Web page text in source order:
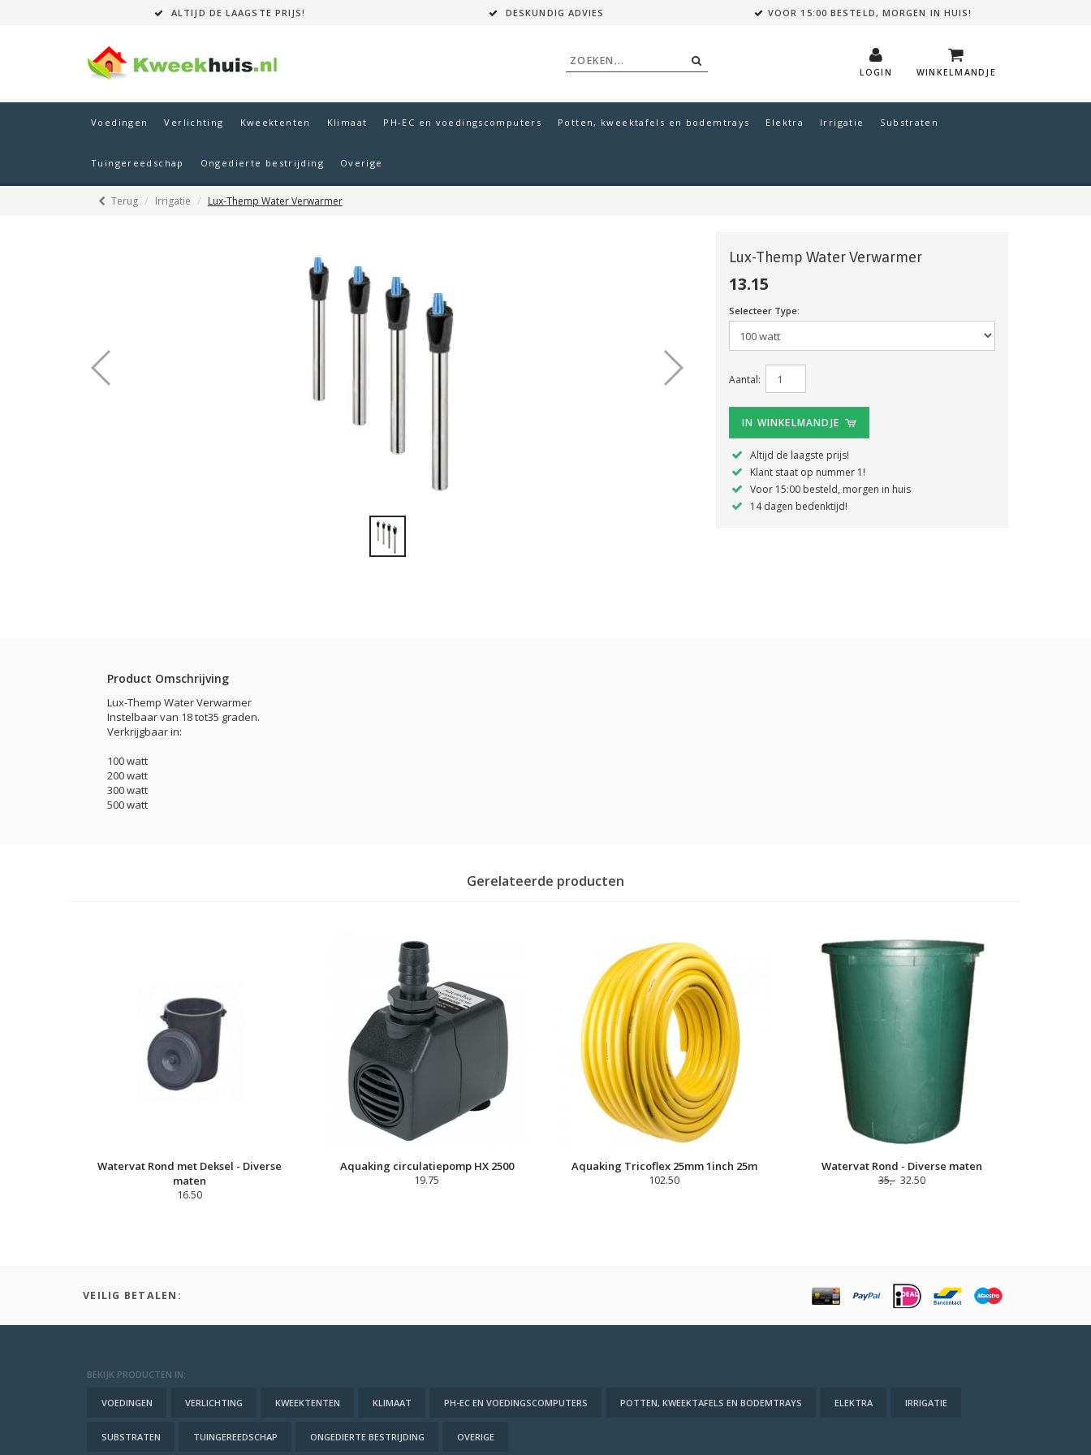
ALTIJD DE LAAGSTE PRIJS! DESKUNDIG ADVIES VOOR 15:00 BESTELD, MORGEN IN HUIS!
WINKELMANDJE
LOGIN
Voedingen Verlichting Kweektenten Klimaat PH-EC en voedingscomputers Potten, kweektafels en bodemtrays Elektra Irrigatie Substraten
Tuingereedschap Ongedierte bestrijding Overige
Terug Irrigatie Lux-Themp Water Verwarmer
Lux-Themp Water Verwarmer
13.15
Selecteer Type:
Aantal:
IN WINKELMANDJE
Altijd de laagste prijs!
Klant staat op nummer 1!
Voor 15:00 besteld, morgen in huis
14 dagen bedenktijd!
Product Omschrijving
Lux-Themp Water Verwarmer
Instelbaar van 18 tot35 graden.
Verkrijgbaar in:
100 watt
200 watt
300 watt
500 watt
Gerelateerde producten
Watervat Rond met Deksel - Diverse
maten
16.50
Aquaking circulatiepomp HX 2500
19.75
Aquaking Tricoflex 25mm 1inch 25m
102.50
Watervat Rond - Diverse maten
35,-32.50
VEILIG BETALEN:
BEKIJK PRODUCTEN IN:
VOEDINGEN VERLICHTING KWEEKTENTEN KLIMAAT PH-EC EN VOEDINGSCOMPUTERS POTTEN, KWEEKTAFELS EN BODEMTRAYS ELEKTRA IRRIGATIE
SUBSTRATEN TUINGEREEDSCHAP ONGEDIERTE BESTRIJDING OVERIGE